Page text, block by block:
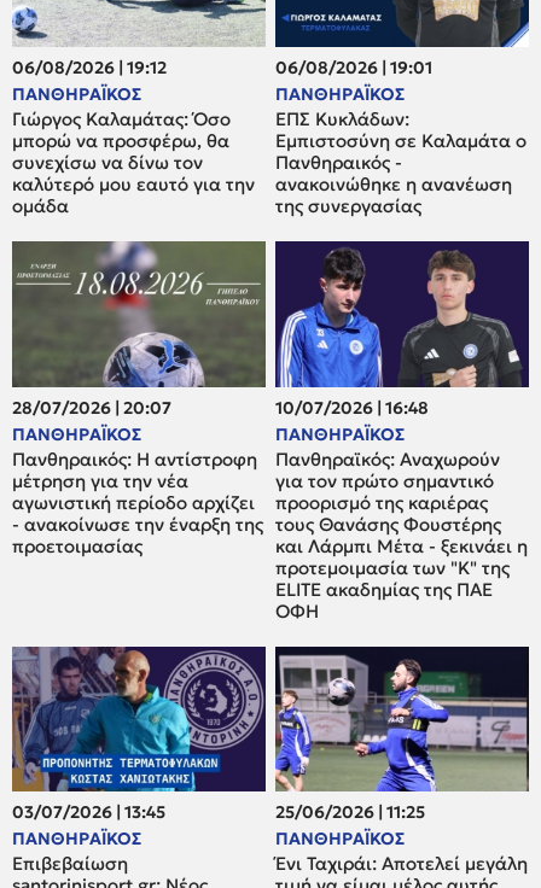
06/08/2026 | 19:12
ΠΑΝΘΗΡΑΪΚΟΣ
Γιώργος Καλαμάτας: Όσο
μπορώ να προσφέρω, θα
συνεχίσω να δίνω τον
καλύτερό μου εαυτό για την
ομάδα
06/08/2026 | 19:01
ΠΑΝΘΗΡΑΪΚΟΣ
ΕΠΣ Κυκλάδων:
Εμπιστοσύνη σε Καλαμάτα ο
Πανθηραικός -
ανακοινώθηκε η ανανέωση
της συνεργασίας
28/07/2026 | 20:07
ΠΑΝΘΗΡΑΪΚΟΣ
Πανθηραικός: Η αντίστροφη
μέτρηση για την νέα
αγωνιστική περίοδο αρχίζει
- ανακοίνωσε την έναρξη της
προετοιμασίας
10/07/2026 | 16:48
ΠΑΝΘΗΡΑΪΚΟΣ
Πανθηραϊκός: Αναχωρούν
για τον πρώτο σημαντικό
προορισμό της καριέρας
τους Θανάσης Φουστέρης
και Λάρμπι Μέτα - ξεκινάει η
προτεμοιμασία των "Κ" της
ELITE ακαδημίας της ΠΑΕ
ΟΦΗ
03/07/2026 | 13:45
ΠΑΝΘΗΡΑΪΚΟΣ
Επιβεβαίωση
25/06/2026 | 11:25
ΠΑΝΘΗΡΑΪΚΟΣ
Ένι Ταχιράι: Αποτελεί μεγάλη